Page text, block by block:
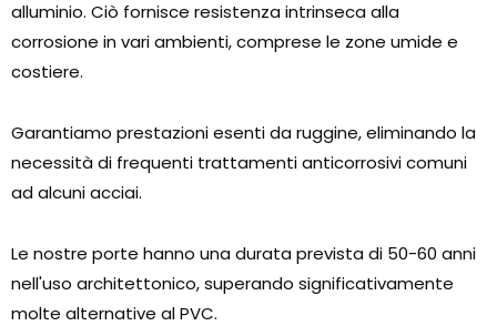
alluminio. Ciò fornisce resistenza intrinseca alla
corrosione in vari ambienti, comprese le zone umide e
costiere.
Garantiamo prestazioni esenti da ruggine, eliminando la
necessità di frequenti trattamenti anticorrosivi comuni
ad alcuni acciai.
Le nostre porte hanno una durata prevista di 50-60 anni
nell'uso architettonico, superando significativamente
molte alternative al PVC.